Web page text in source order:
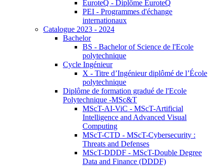
EuroteQ - Diplôme EuroteQ
PEI - Programmes d'échange
internationaux
Catalogue 2023 - 2024
Bachelor
BS - Bachelor of Science de l'Ecole
polytechnique
Cycle Ingénieur
X - Titre d’Ingénieur diplômé de l’École
polytechnique
Diplôme de formation gradué de l'Ecole
Polytechnique -MSc&T
MScT-AI-ViC - MScT-Artificial
Intelligence and Advanced Visual
Computing
MScT-CTD - MScT-Cybersecurity :
Threats and Defenses
MScT-DDDF - MScT-Double Degree
Data and Finance (DDDF)